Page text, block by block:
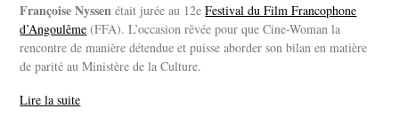
Françoise Nyssen était jurée au 12eFestival du Film Francophone
d’Angoulême (FFA). L’occasion rêvée pour que Cine-Woman la
rencontre de manière détendue et puisse aborder son bilan en matière
de parité au Ministère de la Culture.
Lire la suite